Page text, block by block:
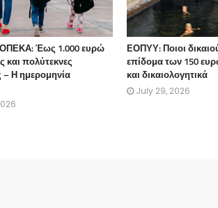
Έως 1.000 ευρώ
και πολύτεκνες
– Η ημερομηνία
ΕΟΠΥΥ: Ποιοι
επίδομα των 150
και δικαιολογητικά
July 29, 2026